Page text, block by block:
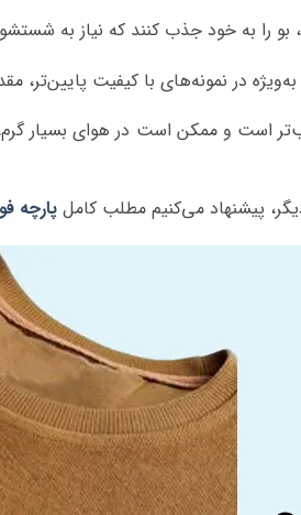
بو را به خود جذب کنند که نیاز به
در نمونه‌های با کیفیت پایین‌تر،
است و ممکن است در هوای بسیار
پیشنهاد می‌کنیم مطلب کامل پارچه